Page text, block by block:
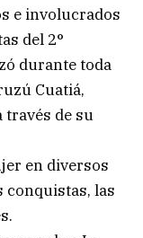
e involucrados
del 2°
durante toda
Cuatiá,
través de su
en diversos
conquistas, las